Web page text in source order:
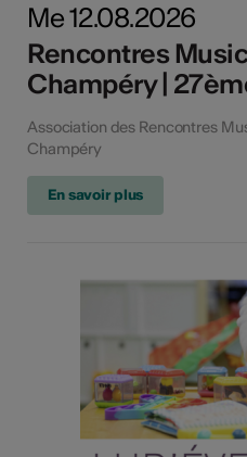
Me 12.08.2026
Rencontres
Champéry |
Association des Rencontres
Champéry
En savoir plus